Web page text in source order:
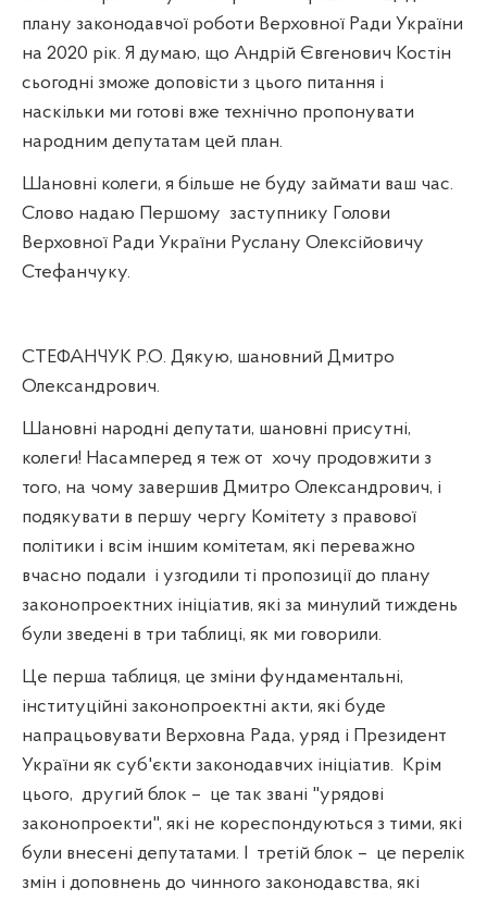
плану законодавчої роботи Верховної Ради України
на 2020 рік. Я думаю, що Андрій Євгенович Костін
сьогодні зможе доповісти з цього питання і
наскільки ми готові вже технічно пропонувати
народним депутатам цей план.
Шановні колеги, я більше не буду займати ваш час.
Слово надаю Першому заступнику Голови
Верховної Ради України Руслану Олексійовичу
Стефанчуку.
СТЕФАНЧУК Р.О. Дякую, шановний Дмитро
Олександрович.
Шановні народні депутати, шановні присутні,
колеги! Насамперед я теж от хочу продовжити з
того, на чому завершив Дмитро Олександрович, і
подякувати в першу чергу Комітету з правової
політики і всім іншим комітетам, які переважно
вчасно подали і узгодили ті пропозиції до плану
законопроектних ініціатив, які за минулий тиждень
були зведені в три таблиці, як ми говорили.
Це перша таблиця, це зміни фундаментальні,
інституційні законопроектні акти, які буде
напрацьовувати Верховна Рада, уряд і Президент
України як суб'єкти законодавчих ініціатив.
Крім
цього, другий блок – це так звані "урядові
законопроекти", які не кореспондуються з тими, які
були внесені депутатами. І
третій блок – це перелік
змін і доповнень до чинного законодавства, які